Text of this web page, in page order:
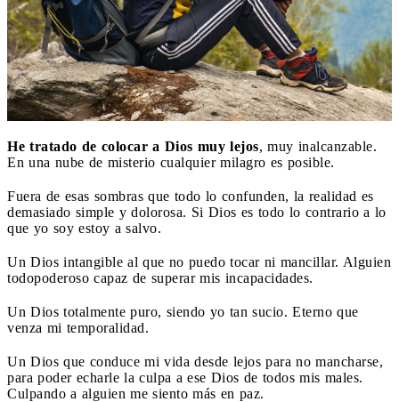
He tratado de colocar a Dios muy lejos, muy inalcanzable.
En una nube de misterio cualquier milagro es posible.
Fuera de esas sombras que todo lo confunden, la realidad es
demasiado simple y dolorosa. Si Dios es todo lo contrario a lo
que yo soy estoy a salvo.
Un Dios intangible al que no puedo tocar ni mancillar. Alguien
todopoderoso capaz de superar mis incapacidades.
Un Dios totalmente puro, siendo yo tan sucio. Eterno que
venza mi temporalidad.
Un Dios que conduce mi vida desde lejos para no mancharse,
para poder echarle la culpa a ese Dios de todos mis males.
Culpando a alguien me siento más en paz.